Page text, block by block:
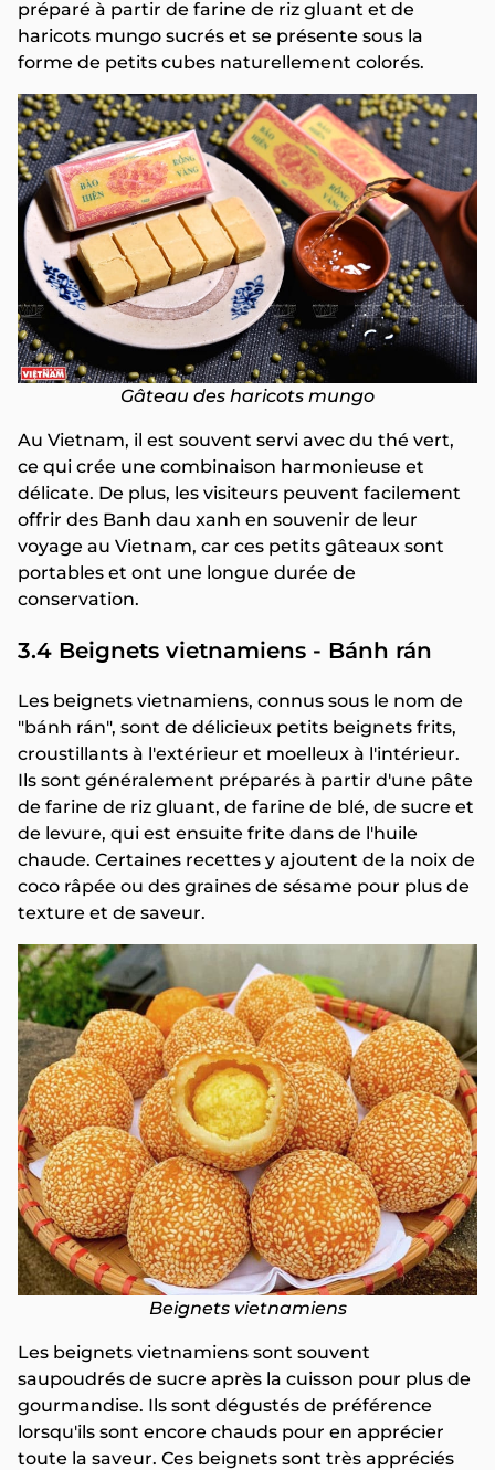
préparé à partir de farine de riz gluant et de
haricots mungo sucrés et se présente sous la
forme de petits cubes naturellement colorés.
Gâteau des haricots mungo
Au Vietnam, il est souvent servi avec du thé vert,
ce qui crée une combinaison harmonieuse et
délicate. De plus, les visiteurs peuvent facilement
offrir des Banh dau xanh en souvenir de leur
voyage au Vietnam, car ces petits gâteaux sont
portables et ont une longue durée de
conservation.
3.4 Beignets vietnamiens - Bánh rán
Les beignets vietnamiens, connus sous le nom de
"bánh rán", sont de délicieux petits beignets frits,
croustillants à l'extérieur et moelleux à l'intérieur.
Ils sont généralement préparés à partir d'une pâte
de farine de riz gluant, de farine de blé, de sucre et
de levure, qui est ensuite frite dans de l'huile
chaude. Certaines recettes y ajoutent de la noix de
coco râpée ou des graines de sésame pour plus de
texture et de saveur.
Beignets vietnamiens
Les beignets vietnamiens sont souvent
saupoudrés de sucre après la cuisson pour plus de
gourmandise. Ils sont dégustés de préférence
lorsqu'ils sont encore chauds pour en apprécier
toute la saveur. Ces beignets sont très appréciés